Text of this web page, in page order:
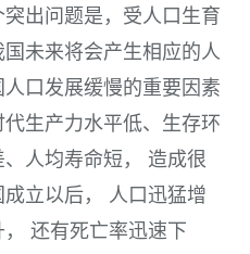
出问题是，受人口生育
未来将会产生相应的人
口发展缓慢的重要因素
生产力水平低、生存环
人均寿命短， 造成很
立以后， 人口迅猛增
还有死亡率迅速下